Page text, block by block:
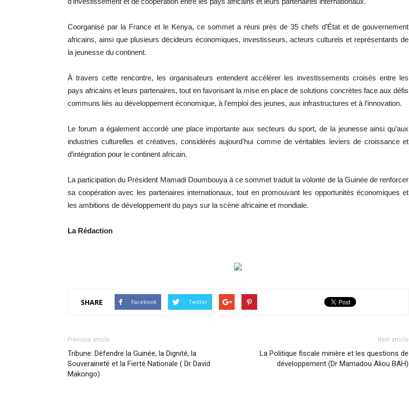
Coorganisé par la France et le Kenya, ce sommet a réuni près de 35 chefs d’État et de gouvernement
africains, ainsi que plusieurs décideurs économiques, investisseurs, acteurs culturels et représentants de
la jeunesse du continent.
À travers cette rencontre, les organisateurs entendent accélérer les investissements croisés entre les
pays africains et leurs partenaires, tout en favorisant la mise en place de solutions concrètes face aux défis
communs liés au développement économique, à l’emploi des jeunes, aux infrastructures et à l’innovation.
Le forum a également accordé une place importante aux secteurs du sport, de la jeunesse ainsi qu’aux
industries culturelles et créatives, considérés aujourd’hui comme de véritables leviers de croissance et
d’intégration pour le continent africain.
La participation du Président Mamadi Doumbouya à ce sommet traduit la volonté de la Guinée de renforcer
sa coopération avec les partenaires internationaux, tout en promouvant les opportunités économiques et
les ambitions de développement du pays sur la scène africaine et mondiale.
La Rédaction
SHARE Facebook Twitter
Previous article
Tribune: Défendre la Guinée, la Dignité, la
Souveraineté et la Fierté Nationale ( Dr David
Makongo)
Next article
La Politique fiscale minière et les questions de
développement (Dr Mamadou Aliou BAH)